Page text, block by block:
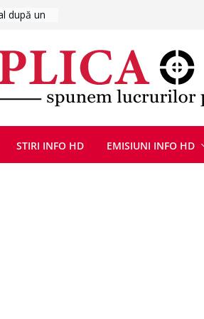
reunite
la cea de-
de
înSTIRI INFO HD EMISIUNI INFO HD